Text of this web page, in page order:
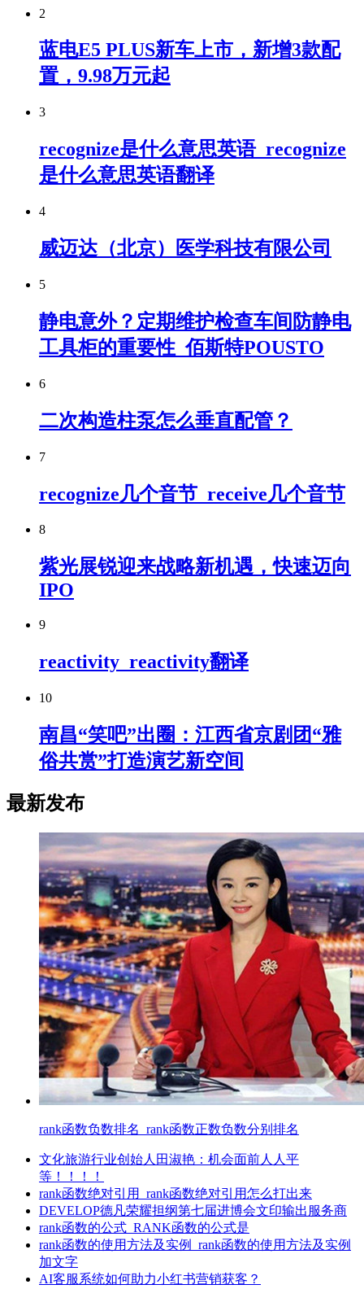
2
蓝电E5 PLUS新车上市，新增3款配
置，9.98万元起
3
recognize是什么意思英语_recognize
是什么意思英语翻译
4
威迈达（北京）医学科技有限公司
5
静电意外？定期维护检查车间防静电
工具柜的重要性_佰斯特POUSTO
6
二次构造柱泵怎么垂直配管？
7
recognize几个音节_receive几个音节
8
紫光展锐迎来战略新机遇，快速迈向
IPO
9
reactivity_reactivity翻译
10
南昌“笑吧”出圈：江西省京剧团“雅
俗共赏”打造演艺新空间
最新发布
rank函数负数排名_rank函数正数负数分别排名
文化旅游行业创始人田淑艳：机会面前人人平
等！！！！
rank函数绝对引用_rank函数绝对引用怎么打出来
DEVELOP德凡荣耀担纲第七届进博会文印输出服务商
rank函数的公式_RANK函数的公式是
rank函数的使用方法及实例_rank函数的使用方法及实例
加文字
AI客服系统如何助力小红书营销获客？